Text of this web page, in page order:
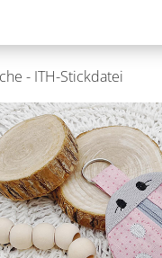
- ITH-Stickdatei